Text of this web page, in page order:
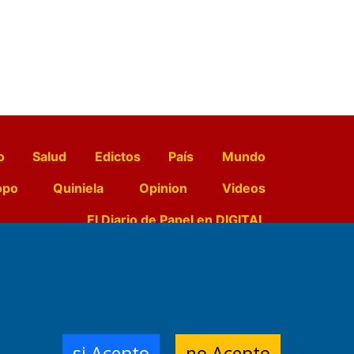
Salud Edictos País
Mundo
Quiniela Opinion
Videos
El Diario de Papel en DIGITAL